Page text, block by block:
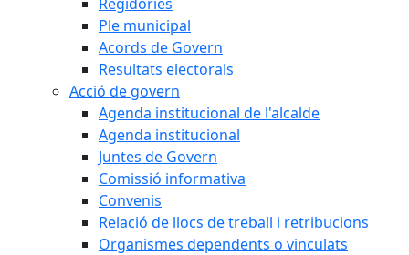
Ple municipal
Acords de Govern
Resultats electorals
Acció de govern
Agenda institucional de l'alcalde
Agenda institucional
Juntes de Govern
Comissió informativa
Convenis
Relació de llocs de treball i retribucions
Organismes dependents o vinculats